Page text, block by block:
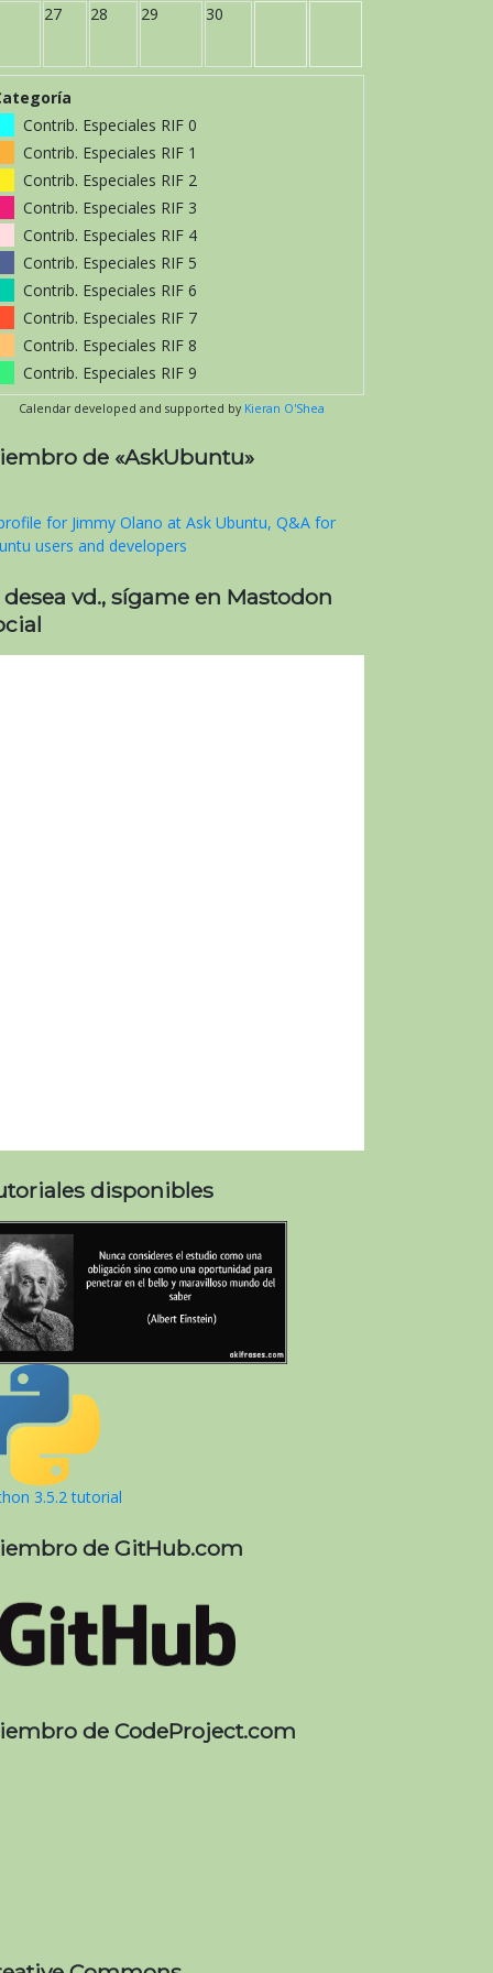
27 28 29 30
Contrib. Especiales RIF 0
Contrib. Especiales RIF 1
Contrib. Especiales RIF 2
Contrib. Especiales RIF 3
Contrib. Especiales RIF 4
Contrib. Especiales RIF 5
Contrib. Especiales RIF 6
Contrib. Especiales RIF 7
Contrib. Especiales RIF 8
Contrib. Especiales RIF 9
Calendar developed and supported by Kieran O'Shea
de «AskUbuntu»
desea vd., sígame en Mastodon
disponibles
3.5.2 tutorial
de GitHub.com
de CodeProject.com